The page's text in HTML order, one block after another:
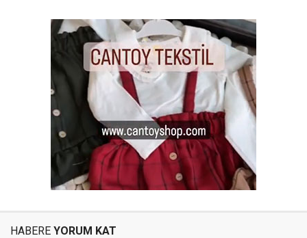
HABERE YORUM KAT